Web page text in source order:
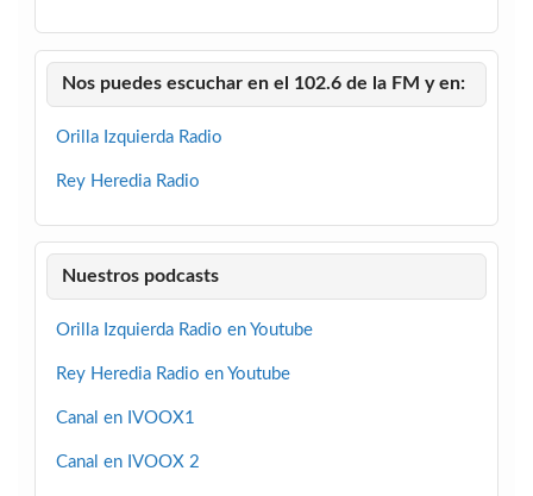
Nos puedes escuchar en el 102.6 de la FM y en:
Orilla Izquierda Radio
Rey Heredia Radio
Nuestros podcasts
Orilla Izquierda Radio en Youtube
Rey Heredia Radio en Youtube
Canal en IVOOX1
Canal en IVOOX 2